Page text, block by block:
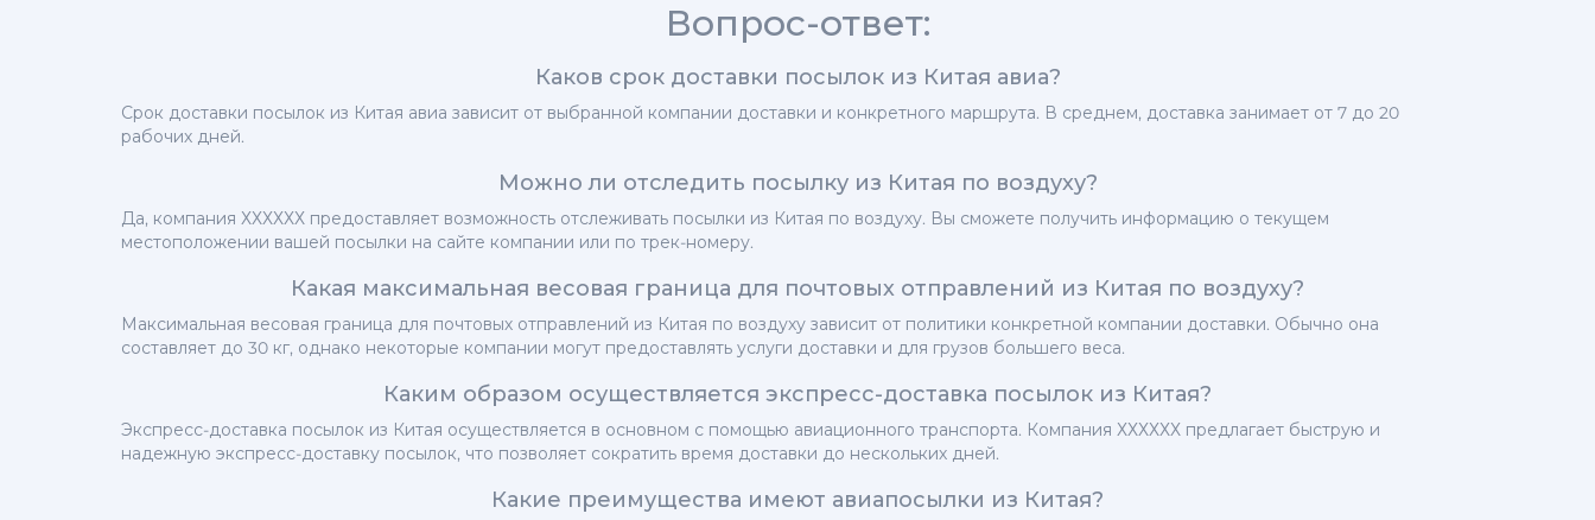
Вопрос-ответ:
Каков срок доставки посылок из Китая авиа?
Срок доставки посылок из Китая авиа зависит от выбранной компании доставки и конкретного маршрута. В среднем, доставка занимает от 7 до 20
рабочих дней.
Можно ли отследить посылку из Китая по воздуху?
Да, компания ХХХХХХ предоставляет возможность отслеживать посылки из Китая по воздуху. Вы сможете получить информацию о текущем
местоположении вашей посылки на сайте компании или по трек-номеру.
Какая максимальная весовая граница для почтовых отправлений из Китая по воздуху?
Максимальная весовая граница для почтовых отправлений из Китая по воздуху зависит от политики конкретной компании доставки. Обычно она
составляет до 30 кг, однако некоторые компании могут предоставлять услуги доставки и для грузов большего веса.
Каким образом осуществляется экспресс-доставка посылок из Китая?
Экспресс-доставка посылок из Китая осуществляется в основном с помощью авиационного транспорта. Компания ХХХХХХ предлагает быструю и
надежную экспресс-доставку посылок, что позволяет сократить время доставки до нескольких дней.
Какие преимущества имеют авиапосылки из Китая?